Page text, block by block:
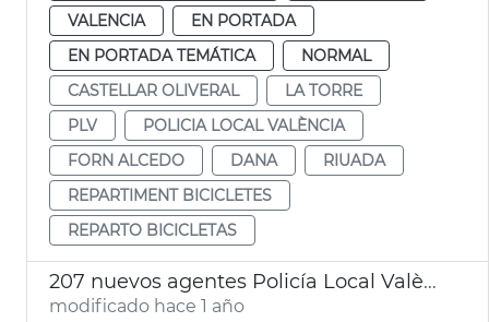
VALENCIA
EN PORTADA
EN PORTADA TEMÁTICA
NORMAL
CASTELLAR OLIVERAL
LA TORRE
PLV
POLICIA LOCAL VALÈNCIA
FORN ALCEDO
DANA
RIUADA
REPARTIMENT BICICLETES
REPARTO BICICLETAS
207 nuevos agentes Policía Local València
modificado hace 1 año